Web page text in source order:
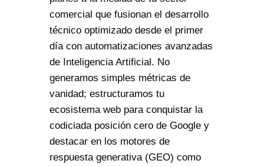
comercial que fusionan el desarrollo
técnico optimizado desde el primer
día con automatizaciones avanzadas
de Inteligencia Artificial. No
generamos simples métricas de
vanidad; estructuramos tu
ecosistema web para conquistar la
codiciada posición cero de Google y
destacar en los motores de
respuesta generativa (GEO) como